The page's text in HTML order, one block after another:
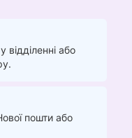
або
пошти або